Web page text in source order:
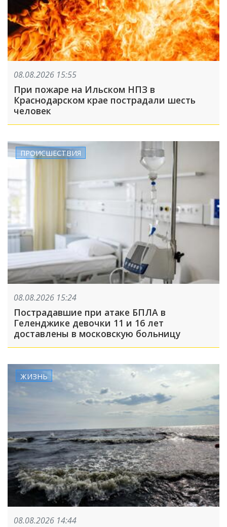
08.08.2026 15:55
При пожаре на Ильском НПЗ в
Краснодарском крае пострадали шесть
человек
ПРОИСШЕСТВИЯ
08.08.2026 15:24
Пострадавшие при атаке БПЛА в
Геленджике девочки 11 и 16 лет
доставлены в московскую больницу
ЖИЗНЬ
08.08.2026 14:44